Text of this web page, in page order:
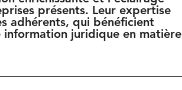
présents. Leur expertise
adhérents, qui bénéficient
juridique en matière